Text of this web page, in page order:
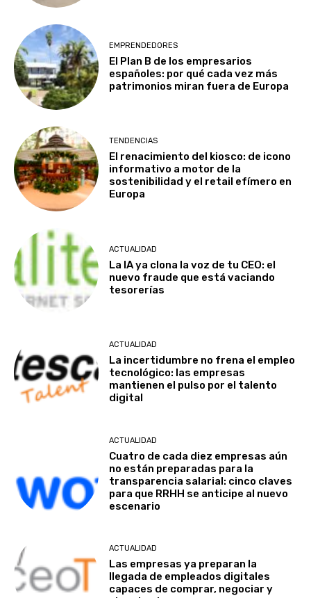
EMPRENDEDORES
El Plan B de los empresarios
españoles: por qué cada vez más
patrimonios miran fuera de Europa
TENDENCIAS
El renacimiento del kiosco: de icono
informativo a motor de la
sostenibilidad y el retail efímero en
Europa
ACTUALIDAD
La IA ya clona la voz de tu CEO: el
nuevo fraude que está vaciando
tesorerías
ACTUALIDAD
La incertidumbre no frena el empleo
tecnológico: las empresas
mantienen el pulso por el talento
digital
ACTUALIDAD
Cuatro de cada diez empresas aún
no están preparadas para la
transparencia salarial: cinco claves
para que RRHH se anticipe al nuevo
escenario
ACTUALIDAD
Las empresas ya preparan la
llegada de empleados digitales
capaces de comprar, negociar y